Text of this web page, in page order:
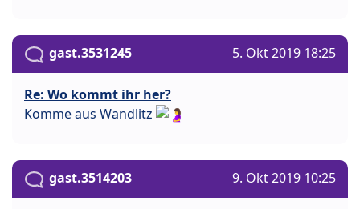
gast.3531245 5. Okt 2019 18:25
Re: Wo kommt ihr her?
Komme aus Wandlitz
gast.3514203 9. Okt 2019 10:25